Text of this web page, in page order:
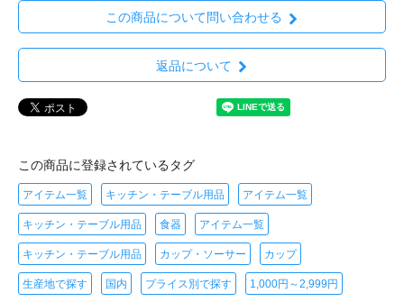
この商品について問い合わせる
返品について
この商品に登録されているタグ
アイテム一覧 キッチン・テーブル用品 アイテム一覧
キッチン・テーブル用品 食器 アイテム一覧
キッチン・テーブル用品 カップ・ソーサー カップ
生産地で探す 国内 プライス別で探す 1,000円～2,999円